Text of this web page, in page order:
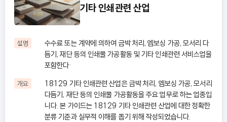
기타 인쇄관련 산업
설명
수수료 또는 계약에 의하여 금박 처리, 엠보싱 가공, 모서리 다
듬기, 재단 등의 인쇄물 가공활동 및 기타 인쇄관련 서비스업을
포함한다·
개요
18129 기타 인쇄관련 산업은 금박 처리, 엠보싱 가공, 모서리
다듬기, 재단 등의 인쇄물 가공활동을 주요 업무로 하는 업종입
니다. 본 가이드는 18129 기타 인쇄관련 산업에 대한 정확한
분류 기준과 실무적 이해를 돕기 위해 작성되었습니다.